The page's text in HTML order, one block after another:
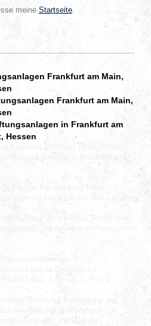
meine Startseite.
Frankfurt am Main,
Frankfurt am Main,
in Frankfurt am
Hessen
Anlagen in Frankfurt am
Frankfurt am Main
in Frankfurt am Main, Rhein-
in Frankfurt am Main, Rhein-Main
Anlagen in Frankfurt
in Gebäuden
Abs. 1 Nrn. 1, 2, 3 u. 4
Beratung, Prüfung vor der
wesentlichen Änderungen,
gem. Auflage der